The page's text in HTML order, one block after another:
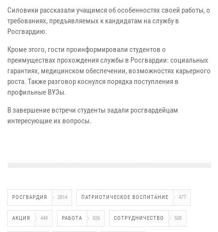
Cиловики рассказали учащимся об особенностях своей работы, о
требованиях, предъявляемых к кандидатам на службу в
Росгвардию.
Кроме этого, гости проинформировали студентов о
преимуществах прохождения службы в Росгвардии: социальных
гарантиях, медицинском обеспечении, возможностях карьерного
роста. Также разговор коснулся порядка поступления в
профильные ВУЗы.
В завершение встречи студенты задали росгвардейцам
интересующие их вопросы.
РОСГВАРДИЯ 2814 ПАТРИОТИЧЕСКОЕ ВОСПИТАНИЕ 477
АКЦИЯ 448 РАБОТА 926 СОТРУДНИЧЕСТВО 508